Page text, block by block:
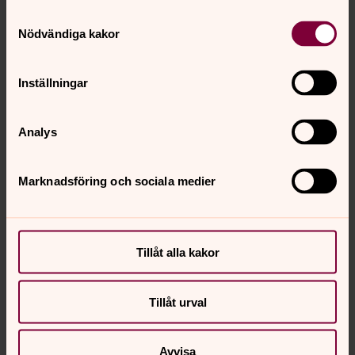
Nödvändiga kakor
Inställningar
Analys
Marknadsföring och sociala medier
Tillåt alla kakor
Tillåt urval
Avvisa